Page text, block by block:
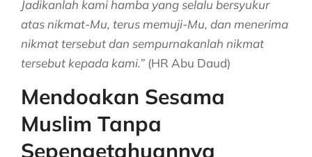
Jadikanlah kami hamba yang selalu bersyukur
atas nikmat-Mu, terus memuji-Mu, dan menerima
nikmat tersebut dan sempurnakanlah nikmat
tersebut kepada kami.” (HR Abu Daud)
Mendoakan Sesama
Muslim Tanpa
Sepengetahuannya